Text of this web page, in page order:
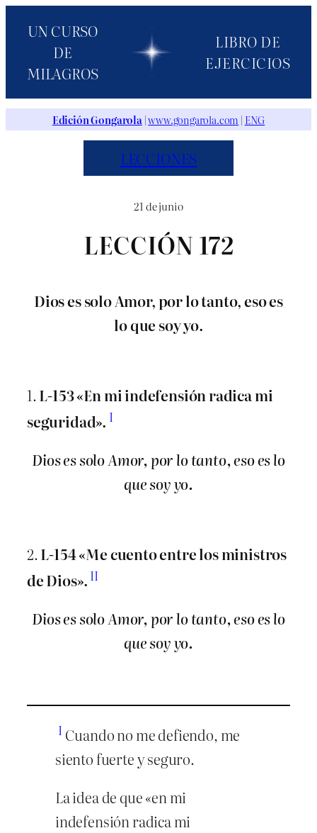
contenido
UN CURSO
DE
MILAGROS
LIBRO DE
EJERCICIOS
Edición Gongarola |www.gongarola.com | ENG
LECCIONES
21 de junio
LECCIÓN 172
Dios es solo Amor, por lo tanto, eso es
lo que soy yo.
1.L-153 «En mi indefensión radica mi
seguridad». I
Dios es solo Amor, por lo tanto, eso es lo
que soy yo.
2.L-154 «Me cuento entre los ministros
de Dios». II
Dios es solo Amor, por lo tanto, eso es lo
que soy yo.
I Cuando no me defiendo, me
siento fuerte y seguro.
La idea de que «en mi
indefensión radica mi